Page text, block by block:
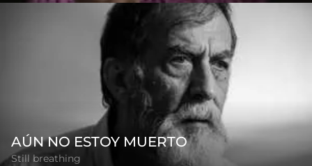
AÚN NO ESTOY MUERTO
Still breathing